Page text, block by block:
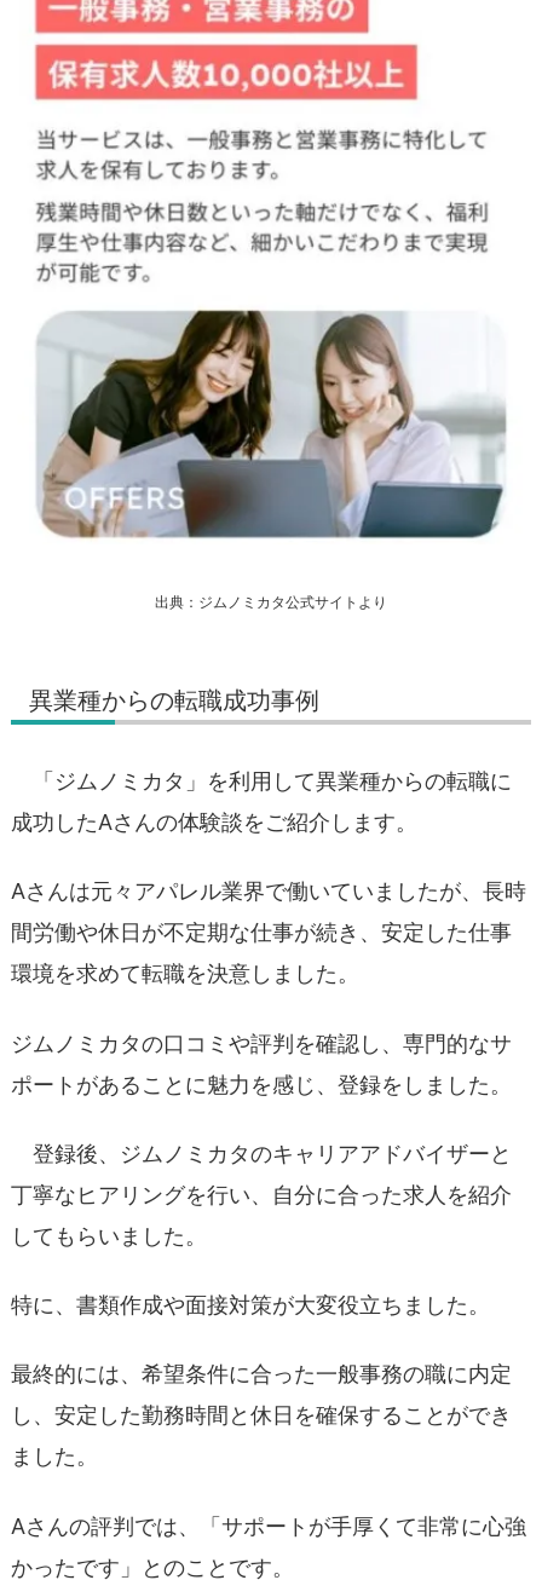
出典：ジムノミカタ公式サイトより
異業種からの転職成功事例
「ジムノミカタ」を利用して異業種からの転職に
成功したAさんの体験談をご紹介します。
Aさんは元々アパレル業界で働いていましたが、長時
間労働や休日が不定期な仕事が続き、安定した仕事
環境を求めて転職を決意しました。
ジムノミカタの口コミや評判を確認し、専門的なサ
ポートがあることに魅力を感じ、登録をしました。
登録後、ジムノミカタのキャリアアドバイザーと
丁寧なヒアリングを行い、自分に合った求人を紹介
してもらいました。
特に、書類作成や面接対策が大変役立ちました。
最終的には、希望条件に合った一般事務の職に内定
し、安定した勤務時間と休日を確保することができ
ました。
Aさんの評判では、「サポートが手厚くて非常に心強
かったです」とのことです。